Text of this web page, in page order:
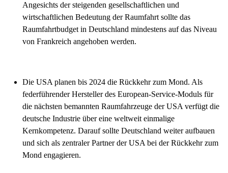
Angesichts der steigenden gesellschaftlichen und
wirtschaftlichen Bedeutung der Raumfahrt sollte das
Raumfahrtbudget in Deutschland mindestens auf das Niveau
von Frankreich angehoben werden.
Die USA planen bis 2024 die Rückkehr zum Mond. Als
federführender Hersteller des European-Service-Moduls für
die nächsten bemannten Raumfahrzeuge der USA verfügt die
deutsche Industrie über eine weltweit einmalige
Kernkompetenz. Darauf sollte Deutschland weiter aufbauen
und sich als zentraler Partner der USA bei der Rückkehr zum
Mond engagieren.